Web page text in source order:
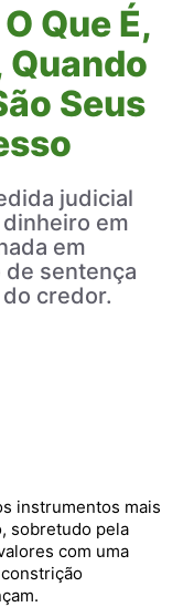
Que É,
Quando
Seus
judicial
em
em
sentença
credor.
instrumentos mais
sobretudo pela
com uma